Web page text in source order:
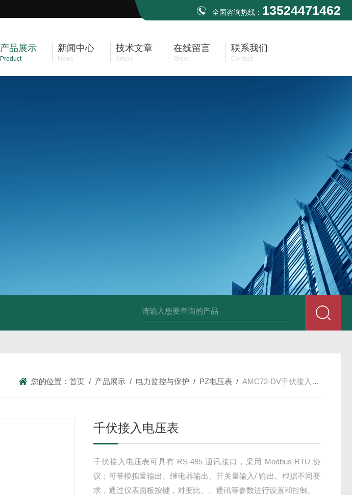
全国咨询热线： 13524471462
产品展示
Product
新闻中心
News
技术文章
Article
在线留言
Order
联系我们
Contact
您的位置：首页 / 产品展示 / 电力监控与保护 / PZ电压表 /AMC72-DV千伏接入电压表
千伏接入电压表
千伏接入电压表可具有 RS-485 通讯接口，采用 Modbus-RTU 协
议；可带模拟量输出、继电器输出、开关量输入/ 输出。根据不同要
求，通过仪表面板按键，对变比、、通讯等参数进行设置和控制。